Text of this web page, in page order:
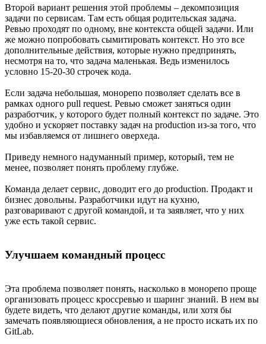
Второй вариант решения этой проблемы – декомпозиция
задачи по сервисам. Там есть общая родительская задача.
Ревью проходят по одному, вне контекста общей задачи. Или
же можно попробовать сымитировать контекст. Но это все
дополнительные действия, которые нужно предпринять,
несмотря на то, что задача маленькая. Ведь изменилось
условно 15-20-30 строчек кода.
Если задача небольшая, монорепо позволяет сделать все в
рамках одного pull request. Ревью сможет заняться один
разработчик, у которого будет полный контекст по задаче. Это
удобно и ускоряет поставку задач на production из-за того, что
мы избавляемся от лишнего оверхеда.
Приведу немного надуманный пример, который, тем не
менее, позволяет понять проблему глубже.
Команда делает сервис, доводит его до production. Продакт и
бизнес довольны. Разработчики идут на кухню,
разговаривают с другой командой, и та заявляет, что у них
уже есть такой сервис.
Улучшаем командный процесс
Эта проблема позволяет понять, насколько в монорепо проще
организовать процесс кроссревью и шаринг знаний. В нем вы
будете видеть, что делают другие команды, или хотя бы
замечать появляющиеся обновления, а не просто искать их по
GitLab.